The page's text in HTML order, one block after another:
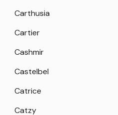
Carthusia
Cartier
Cashmir
Castelbel
Catrice
Catzy